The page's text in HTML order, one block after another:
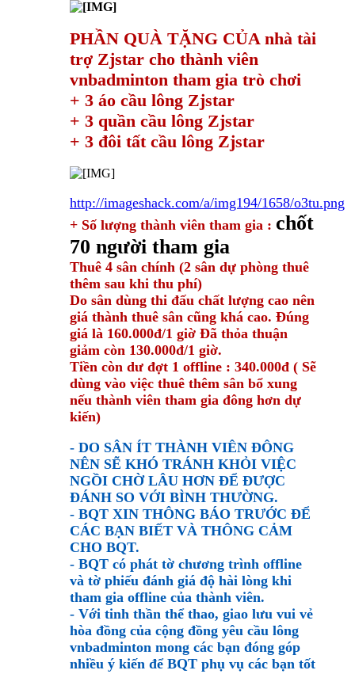
PHẦN QUÀ TẶNG CỦA nhà tài
trợ Zjstar cho thành viên
vnbadminton tham gia trò chơi
+ 3 áo cầu lông Zjstar
+ 3 quần cầu lông Zjstar
+ 3 đôi tất cầu lông Zjstar
http://imageshack.com/a/img194/1658/o3tu.png
+ Số lượng thành viên tham gia : chốt
70 người tham gia
Thuê 4 sân chính (2 sân dự phòng thuê
thêm sau khi thu phí)
Do sân dùng thi đấu chất lượng cao nên
giá thành thuê sân cũng khá cao. Đúng
giá là 160.000đ/1 giờ Đã thỏa thuận
giảm còn 130.000đ/1 giờ.
Tiền còn dư đợt 1 offline : 340.000đ ( Sẽ
dùng vào việc thuê thêm sân bổ xung
nếu thành viên tham gia đông hơn dự
kiến)
- DO SÂN ÍT THÀNH VIÊN ĐÔNG
NÊN SẼ KHÓ TRÁNH KHỎI VIỆC
NGỒI CHỜ LÂU HƠN ĐỂ ĐƯỢC
ĐÁNH SO VỚI BÌNH THƯỜNG.
- BQT XIN THÔNG BÁO TRƯỚC ĐỂ
CÁC BẠN BIẾT VÀ THÔNG CẢM
CHO BQT.
- BQT có phát tờ chương trình offline
và tờ phiếu đánh giá độ hài lòng khi
tham gia offline của thành viên.
- Với tinh thần thể thao, giao lưu vui vẻ
hòa đồng của cộng đồng yêu cầu lông
vnbadminton mong các bạn đóng góp
nhiều ý kiến để BQT phụ vụ các bạn tốt